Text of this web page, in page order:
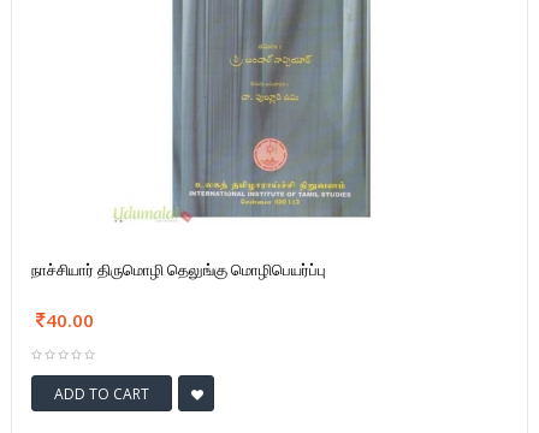
நாச்சியார் திருமொழி தெலுங்கு மொழிபெயர்ப்பு
40.00
ADD TO CART